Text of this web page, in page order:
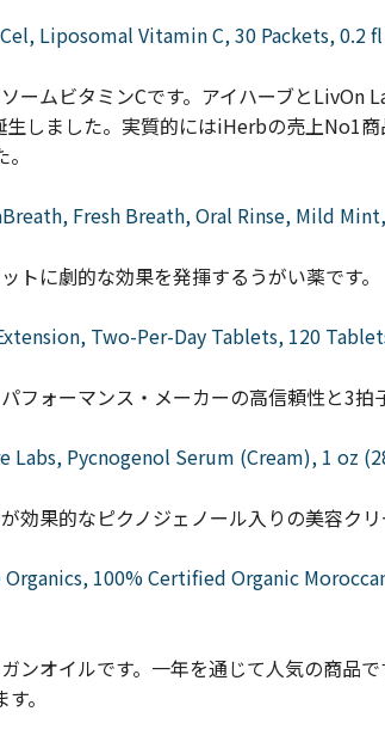
Liposomal Vitamin C, 30 Packets, 0.2
ムビタミンCです。アイハーブとLivOn
生しました。実質的にはiHerbの売上No1
Fresh Breath, Oral Rinse, Mild
に劇的な効果を発揮するうがい薬です。
Two-Per-Day Tablets, 120
ォーマンス・メーカーの高信頼性と3拍
Labs, Pycnogenol Serum (Cream), 1 oz
果的なピクノジェノール入りの美容クリ
Organics, 100% Certified Organic
オイルです。一年を通じて人気の商品
。